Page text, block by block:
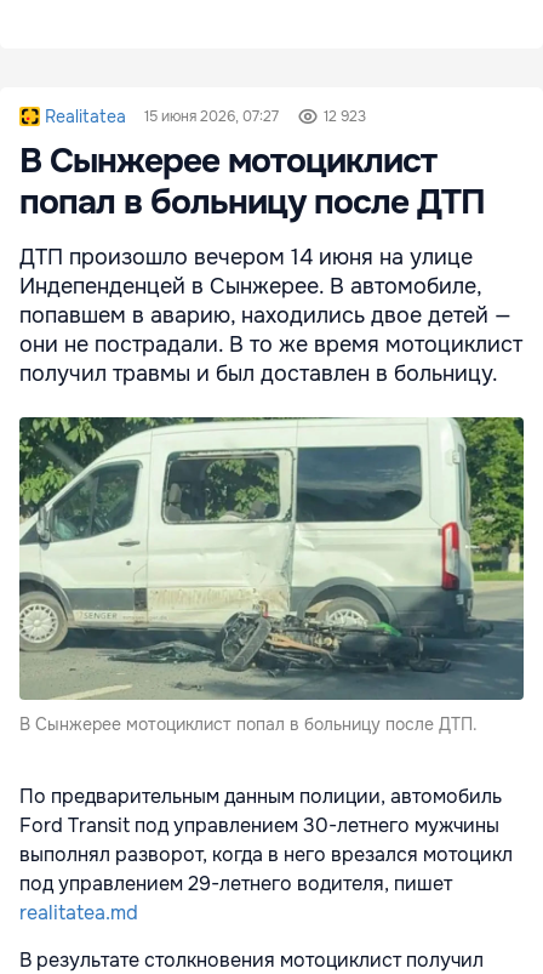
Realitatea 15 июня 2026, 07:27 12 923
В Сынжерее мотоциклист
попал в больницу после ДТП
ДТП произошло вечером 14 июня на улице
Индепенденцей в Сынжерее. В автомобиле,
попавшем в аварию, находились двое детей —
они не пострадали. В то же время мотоциклист
получил травмы и был доставлен в больницу.
В Сынжерее мотоциклист попал в больницу после ДТП.
По предварительным данным полиции, автомобиль
Ford Transit под управлением 30-летнего мужчины
выполнял разворот, когда в него врезался мотоцикл
под управлением 29-летнего водителя, пишет
realitatea.md
В результате столкновения мотоциклист получил